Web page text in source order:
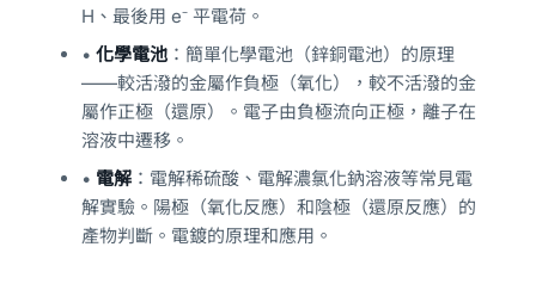
H、最後用 e⁻ 平電荷。
• 化學電池 ：簡單化學電池（鋅銅電池）的原理
——較活潑的金屬作負極（氧化），較不活潑的金
屬作正極（還原）。電子由負極流向正極，離子在
溶液中遷移。
• 電解 ：電解稀硫酸、電解濃氯化鈉溶液等常見電
解實驗。陽極（氧化反應）和陰極（還原反應）的
產物判斷。電鍍的原理和應用。